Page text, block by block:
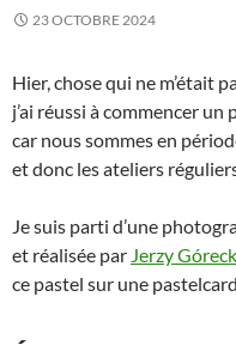
23 OCTOBRE 2024
Hier, chose qui ne m’était
j’ai réussi à commencer
car nous sommes en
et donc les ateliers
Je suis parti d’une
et réalisée par Jerzy
ce pastel sur une